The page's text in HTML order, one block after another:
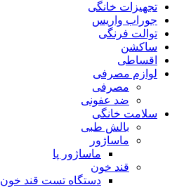
تجهیزات خانگی
جوراب واریس
توالت فرنگی
ساکشن
اقساطی
لوازم مصرفی
مصرفی
ضد عفونی
سلامت خانگی
بالش طبی
ماساژور
ماساژور پا
قند خون
دستگاه تست قند خون